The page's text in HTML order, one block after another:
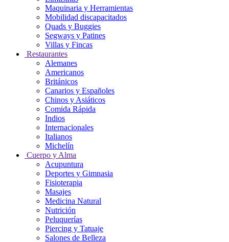
Maquinaria y Herramientas
Mobilidad discapacitados
Quads y Buggies
Segways y Patines
Villas y Fincas
Restaurantes
Alemanes
Americanos
Británicos
Canarios y Españoles
Chinos y Asiáticos
Comida Rápida
Indios
Internacionales
Italianos
Michelín
Cuerpo y Alma
Acupuntura
Deportes y Gimnasia
Fisioterapia
Masajes
Medicina Natural
Nutrición
Peluquerías
Piercing y Tatuaje
Salones de Belleza